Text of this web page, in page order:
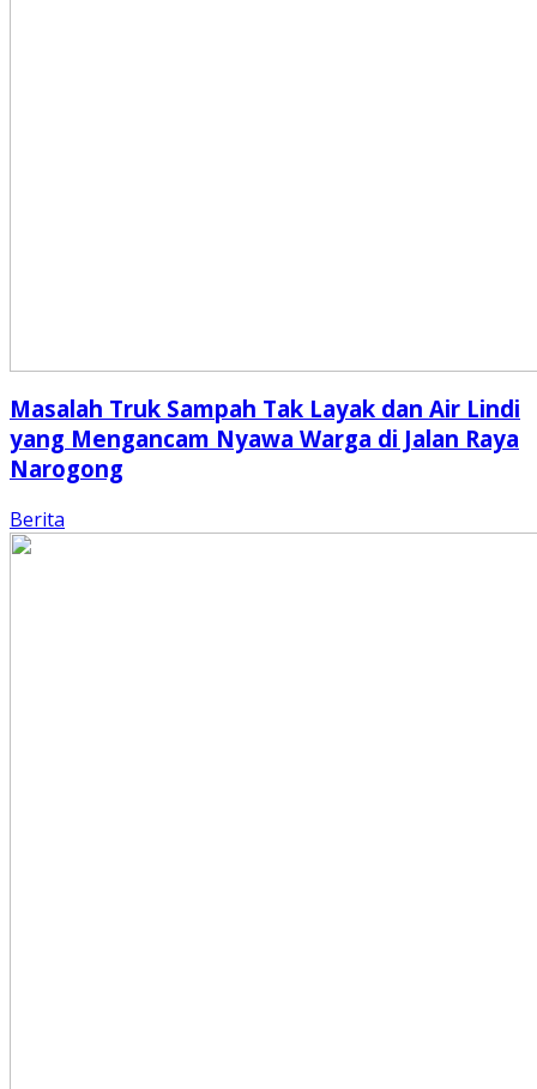
Masalah Truk Sampah Tak Layak dan Air Lindi
yang Mengancam Nyawa Warga di Jalan Raya
Narogong
Berita